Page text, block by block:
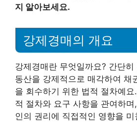
지 알아보세요.
강제경매의 개요
강제경매란 무엇일까요? 간단
동산을 강제적으로 매각하여 채
을 회수하기 위한 법적 절차예
적 절차와 요구 사항을 관여하
인의 권리에 직접적인 영향을